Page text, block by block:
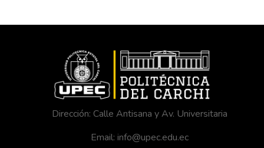
Dirección: Calle Antisana y Av. Universitaria
Email: info@upec.edu.ec